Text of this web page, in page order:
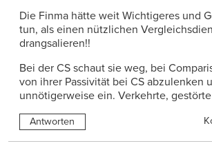
Die Finma hätte weit Wichtigeres und
tun, als einen nützlichen
drangsalieren!!
Bei der CS schaut sie weg, bei
von ihrer Passivität bei CS abzulenken
unnötigerweise ein. Verkehrte,
Antworten